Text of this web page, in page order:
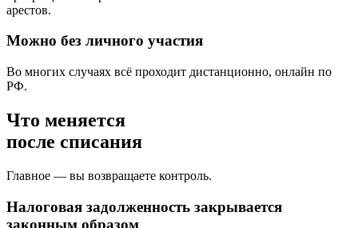
арестов.
Можно без личного участия
Во многих случаях всё проходит дистанционно, онлайн по
РФ.
Что меняется
после списания
Главное — вы возвращаете контроль.
Налоговая задолженность закрывается
законным образом